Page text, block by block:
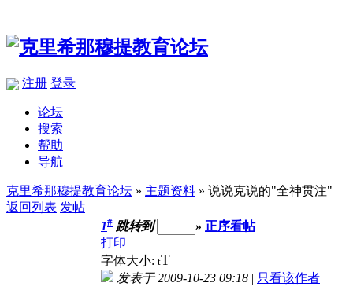
注册 登录
论坛
搜索
帮助
导航
克里希那穆提教育论坛 » 主题资料 » 说说克说的"全神贯注"
返回列表 发帖
1# 跳转到 » 正序看帖
打印
字体大小: tT
发表于 2009-10-23 09:18 | 只看该作者